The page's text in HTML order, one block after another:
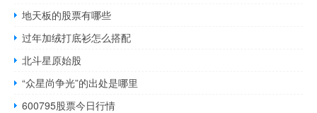
地天板的股票有哪些
过年加绒打底衫怎么搭配
北斗星原始股
“众星尚争光”的出处是哪里
600795股票今日行情